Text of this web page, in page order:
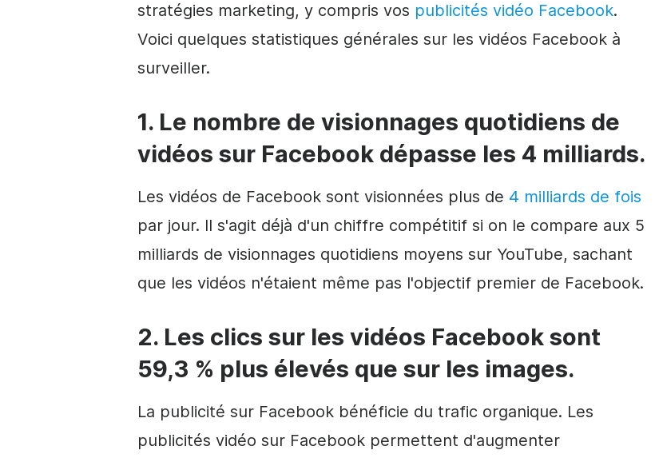
stratégies marketing, y compris vos publicités vidéo Facebook.
Voici quelques statistiques générales sur les vidéos Facebook à
surveiller.
1. Le nombre de visionnages quotidiens de
vidéos sur Facebook dépasse les 4 milliards.
Les vidéos de Facebook sont visionnées plus de 4 milliards de fois
par jour. Il s'agit déjà d'un chiffre compétitif si on le compare aux 5
milliards de visionnages quotidiens moyens sur YouTube, sachant
que les vidéos n'étaient même pas l'objectif premier de Facebook.
2. Les clics sur les vidéos Facebook sont
59,3 % plus élevés que sur les images.
La publicité sur Facebook bénéficie du trafic organique. Les
publicités vidéo sur Facebook permettent d'augmenter